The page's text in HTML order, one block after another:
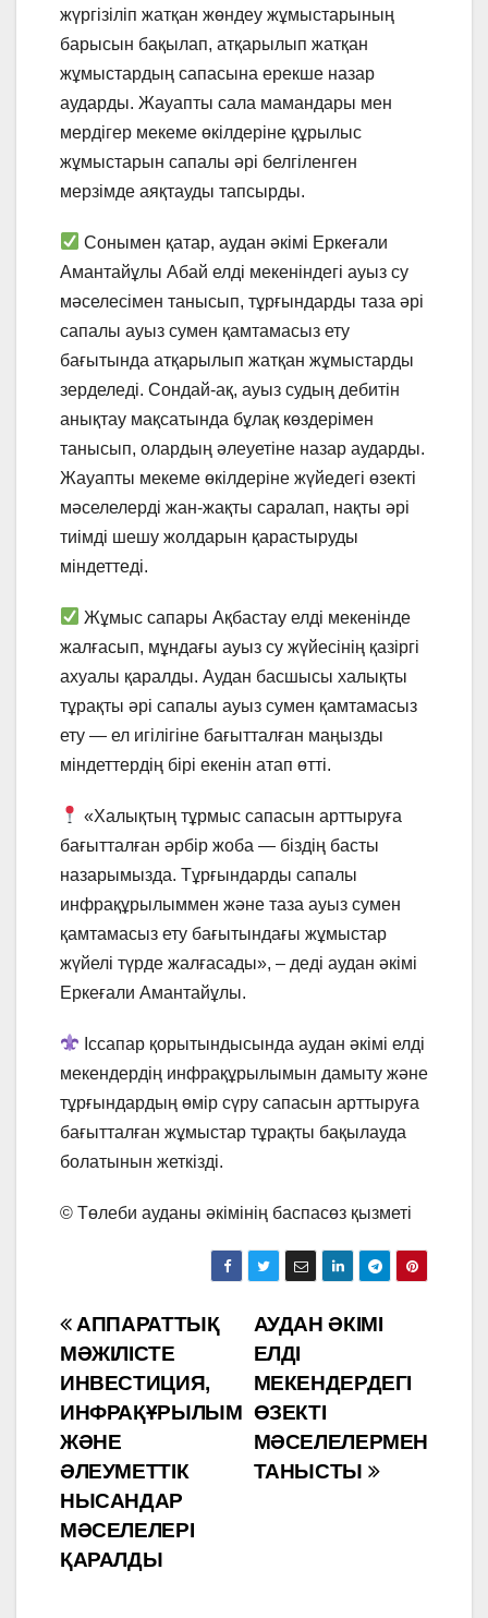
жүргізіліп жатқан жөндеу жұмыстарының
барысын бақылап, атқарылып жатқан
жұмыстардың сапасына ерекше назар
аударды. Жауапты сала мамандары мен
мердігер мекеме өкілдеріне құрылыс
жұмыстарын сапалы әрі белгіленген
мерзімде аяқтауды тапсырды.
Сонымен қатар, аудан әкімі Еркеғали
Амантайұлы Абай елді мекеніндегі ауыз су
мәселесімен танысып, тұрғындарды таза әрі
сапалы ауыз сумен қамтамасыз ету
бағытында атқарылып жатқан жұмыстарды
зерделеді. Сондай-ақ, ауыз судың дебитін
анықтау мақсатында бұлақ көздерімен
танысып, олардың әлеуетіне назар аударды.
Жауапты мекеме өкілдеріне жүйедегі өзекті
мәселелерді жан-жақты саралап, нақты әрі
тиімді шешу жолдарын қарастыруды
міндеттеді.
Жұмыс сапары Ақбастау елді мекенінде
жалғасып, мұндағы ауыз су жүйесінің қазіргі
ахуалы қаралды. Аудан басшысы халықты
тұрақты әрі сапалы ауыз сумен қамтамасыз
ету — ел игілігіне бағытталған маңызды
міндеттердің бірі екенін атап өтті.
«Халықтың тұрмыс сапасын арттыруға
бағытталған әрбір жоба — біздің басты
назарымызда. Тұрғындарды сапалы
инфрақұрылыммен және таза ауыз сумен
қамтамасыз ету бағытындағы жұмыстар
жүйелі түрде жалғасады», – деді аудан әкімі
Еркеғали Амантайұлы.
Іссапар қорытындысында аудан әкімі елді
мекендердің инфрақұрылымын дамыту және
тұрғындардың өмір сүру сапасын арттыруға
бағытталған жұмыстар тұрақты бақылауда
болатынын жеткізді.
©️ Төлеби ауданы әкімінің баспасөз қызметі
Навигация
по
записям
АУДАН ӘКІМІ
ЕЛДІ
МЕКЕНДЕРДЕГІ
ӨЗЕКТІ
МӘСЕЛЕЛЕРМЕН
ТАНЫСТЫ
АППАРАТТЫҚ
МӘЖІЛІСТЕ
ИНВЕСТИЦИЯ,
ИНФРАҚҰРЫЛЫМ
ЖӘНЕ
ӘЛЕУМЕТТІК
НЫСАНДАР
МӘСЕЛЕЛЕРІ
ҚАРАЛДЫ